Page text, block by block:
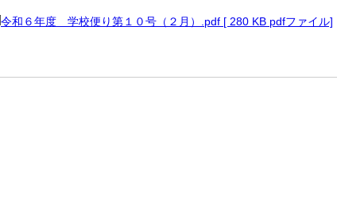
令和６年度 学校便り第１０号（２月）.pdf [ 280 KB pdfファイル]